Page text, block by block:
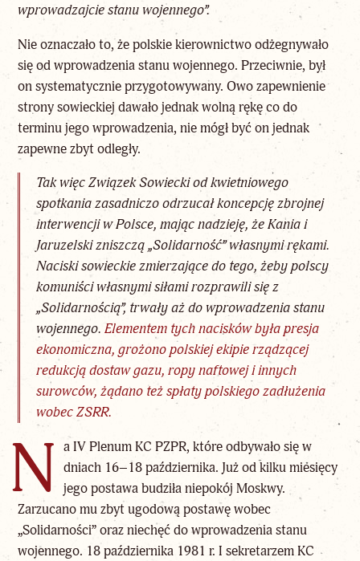
wprowadzajcie stanu wojennego”.
Nie oznaczało to, że polskie kierownictwo odżegnywało
się od wprowadzenia stanu wojennego. Przeciwnie, był
on systematycznie przygotowywany. Owo zapewnienie
strony sowieckiej dawało jednak wolną rękę co do
terminu jego wprowadzenia, nie mógł być on jednak
zapewne zbyt odległy.
Tak więc Związek Sowiecki od kwietniowego
spotkania zasadniczo odrzucał koncepcję zbrojnej
interwencji w Polsce, mając nadzieję, że Kania i
Jaruzelski zniszczą „Solidarność” własnymi rękami.
Naciski sowieckie zmierzające do tego, żeby polscy
komuniści własnymi siłami rozprawili się z
„Solidarnością”, trwały aż do wprowadzenia stanu
wojennego.Elementem tych nacisków była presja
ekonomiczna, grożono polskiej ekipie rządzącej
redukcją dostaw gazu, ropy naftowej i innych
surowców, żądano też spłaty polskiego zadłużenia
wobec ZSRR.
N a IV Plenum KC PZPR, które odbywało się w
dniach 16–18 października. Już od kilku miesięcy
jego postawa budziła niepokój Moskwy.
Zarzucano mu zbyt ugodową postawę wobec
„Solidarności” oraz niechęć do wprowadzenia stanu
wojennego. 18 października 1981 r. I sekretarzem KC